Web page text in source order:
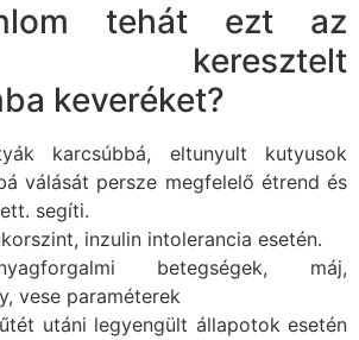
tehát ezt az
keresztelt
keveréket?
karcsúbbá, eltunyult kutyusok
válását persze megfelelő étrend és
segíti.
inzulin intolerancia esetén.
betegségek, máj,
vese paraméterek
utáni legyengült állapotok esetén